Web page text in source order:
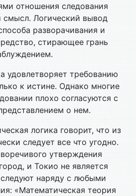
отношения следования
смысл. Логический вывод
разворачивания и
стирающее грань
удовлетворяет требованию
к истине. Однако многие
плохо согласуются с
о нем.
логика говорит, что из
следует все что угодно.
утверждения
и Токио не является
наряду с любыми
«Математическая теория